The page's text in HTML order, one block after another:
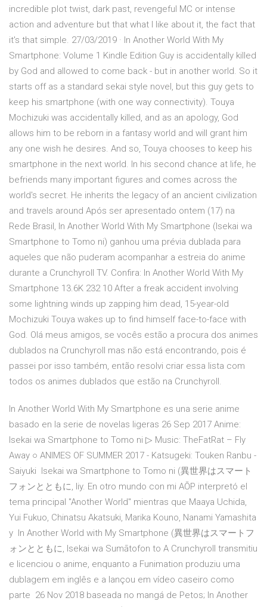
incredible plot twist, dark past, revengeful MC or intense
action and adventure but that what I like about it, the fact that
it's that simple. 27/03/2019 · In Another World With My
Smartphone: Volume 1 Kindle Edition Guy is accidentally killed
by God and allowed to come back - but in another world. So it
starts off as a standard sekai style novel, but this guy gets to
keep his smartphone (with one way connectivity). Touya
Mochizuki was accidentally killed, and as an apology, God
allows him to be reborn in a fantasy world and will grant him
any one wish he desires. And so, Touya chooses to keep his
smartphone in the next world. In his second chance at life, he
befriends many important figures and comes across the
world's secret. He inherits the legacy of an ancient civilization
and travels around Após ser apresentado ontem (17) na
Rede Brasil, In Another World With My Smartphone (Isekai wa
Smartphone to Tomo ni) ganhou uma prévia dublada para
aqueles que não puderam acompanhar a estreia do anime
durante a Crunchyroll TV. Confira: In Another World With My
Smartphone 13.6K 232 10 After a freak accident involving
some lightning winds up zapping him dead, 15-year-old
Mochizuki Touya wakes up to find himself face-to-face with
God. Olá meus amigos, se vocês estão a procura dos animes
dublados na Crunchyroll mas não está encontrando, pois é
passei por isso também, então resolvi criar essa lista com
todos os animes dublados que estão na Crunchyroll.
In Another World With My Smartphone es una serie anime
basado en la serie de novelas ligeras 26 Sep 2017 Anime:
Isekai wa Smartphone to Tomo ni ▷ Music: TheFatRat – Fly
Away ○ ANIMES OF SUMMER 2017 - Katsugeki: Touken Ranbu -
Saiyuki Isekai wa Smartphone to Tomo ni (異世界はスマート
フォンとともに, liy. En otro mundo con mi AŌP interpretó el
tema principal "Another World" mientras que Maaya Uchida,
Yui Fukuo, Chinatsu Akatsuki, Marika Kouno, Nanami Yamashita
y In Another World with My Smartphone (異世界はスマートフ
ォンとともに, Isekai wa Sumātofon to A Crunchyroll transmitiu
e licenciou o anime, enquanto a Funimation produziu uma
dublagem em inglês e a lançou em vídeo caseiro como
parte 26 Nov 2018 baseada no mangá de Petos; In Another